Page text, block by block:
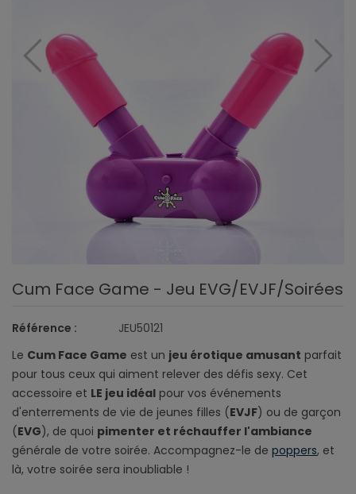
Cum Face Game - Jeu EVG/EVJF/Soirées
Référence :
JEU50121
Le Cum Face Game est un jeu érotique amusant parfait
pour tous ceux qui aiment relever des défis sexy. Cet
accessoire et LE jeu idéal pour vos événements
d'enterrements de vie de jeunes filles (EVJF) ou de garçon
(EVG), de quoi pimenter et réchauffer l'ambiance
générale de votre soirée. Accompagnez-le de poppers, et
là, votre soirée sera inoubliable !